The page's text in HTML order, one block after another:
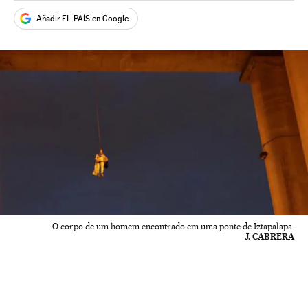
Añadir EL PAÍS en Google
O corpo de um homem encontrado em uma ponte de Iztapalapa.
J. CABRERA